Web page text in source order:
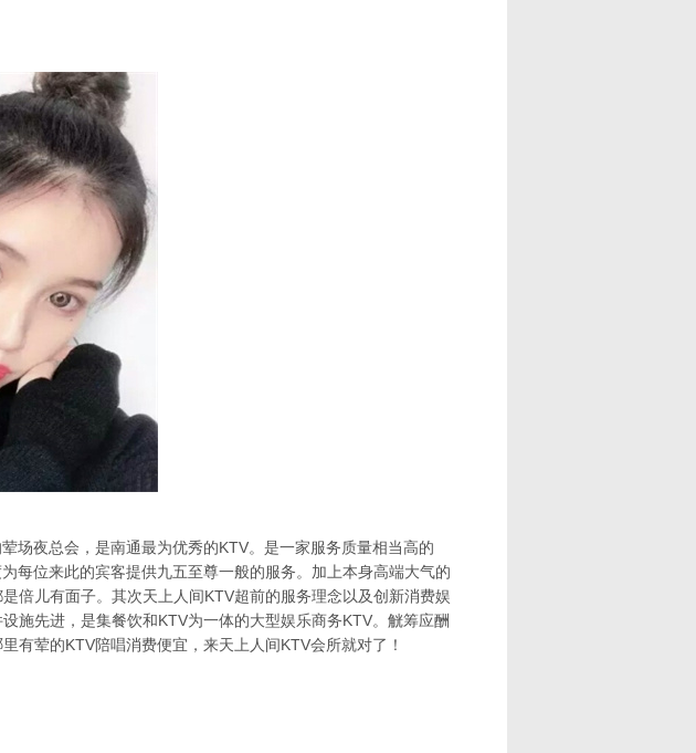
场夜总会，是南通最为优秀的KTV。是一家服务质量相当高的
每位来此的宾客提供九五至尊一般的服务。加上本身高端大气的
倍儿有面子。其次天上人间KTV超前的服务理念以及创新消费娱
施先进，是集餐饮和KTV为一体的大型娱乐商务KTV。觥筹应酬
有荤的KTV陪唱消费便宜，来天上人间KTV会所就对了！